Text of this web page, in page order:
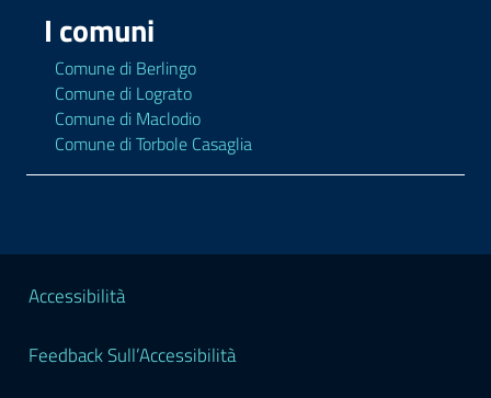
I comuni
Comune di Berlingo
Comune di Lograto
Comune di Maclodio
Comune di Torbole Casaglia
Sezione Legale
Accessibilità
Feedback Sull’Accessibilità